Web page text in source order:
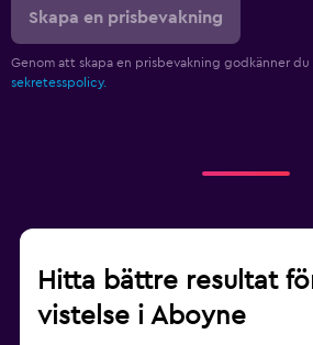
Skapa en prisbevakning
Genom att skapa en prisbevakning godkänner du
sekretesspolicy.
Hitta bättre resultat
vistelse i Aboyne